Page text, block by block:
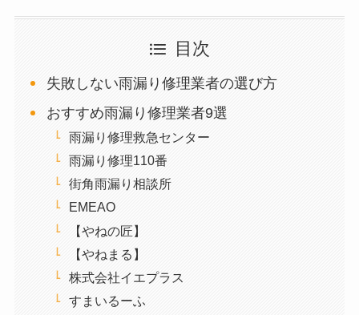
目次
失敗しない雨漏り修理業者の選び方
おすすめ雨漏り修理業者9選
雨漏り修理救急センター
雨漏り修理110番
街角雨漏り相談所
EMEAO
【やねの匠】
【やねまる】
株式会社イエプラス
すまいるーふ